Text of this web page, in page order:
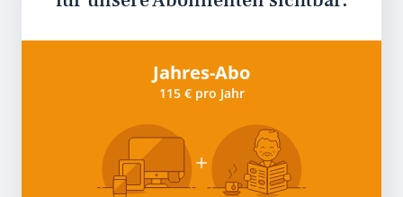
Jahres-Abo
115 € pro Jahr